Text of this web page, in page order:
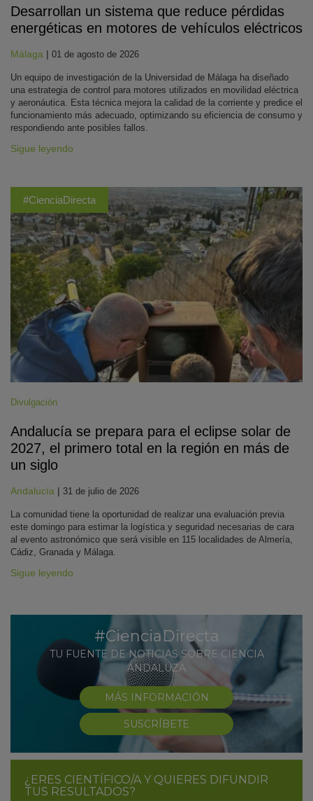
Desarrollan un sistema que reduce pérdidas
energéticas en motores de vehículos eléctricos
Málaga | 01 de agosto de 2026
Un equipo de investigación de la Universidad de Málaga ha diseñado
una estrategia de control para motores utilizados en movilidad eléctrica
y aeronáutica. Esta técnica mejora la calidad de la corriente y predice el
funcionamiento más adecuado, optimizando su eficiencia de consumo y
respondiendo ante posibles fallos.
Sigue leyendo
#CienciaDirecta
Divulgación
Andalucía se prepara para el eclipse solar de
2027, el primero total en la región en más de
un siglo
Andalucía | 31 de julio de 2026
La comunidad tiene la oportunidad de realizar una evaluación previa
este domingo para estimar la logística y seguridad necesarias de cara
al evento astronómico que será visible en 115 localidades de Almería,
Cádiz, Granada y Málaga.
Sigue leyendo
#CienciaDirecta
TU FUENTE DE NOTICIAS SOBRE CIENCIA
ANDALUZA
MÁS INFORMACIÓN
SUSCRÍBETE
¿ERES CIENTÍFICO/A Y QUIERES DIFUNDIR
TUS RESULTADOS?